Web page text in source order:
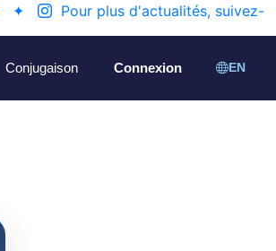
✦
Pour plus d'actualités, suivez-
Conjugaison Connexion EN